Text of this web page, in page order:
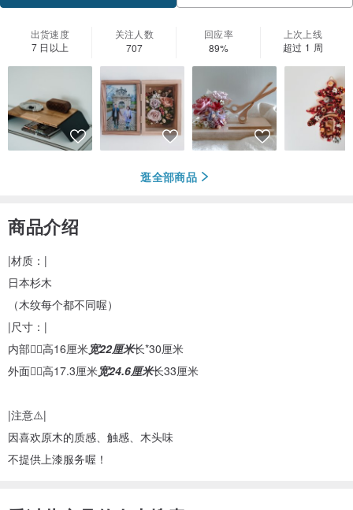
出货速度
7 日以上
关注人数
707
回应率
89%
上次上线
超过 1 周
逛全部商品
商品介绍
|材质：|
日本杉木
（木纹每个都不同喔）
|尺寸：|
内部👉🏻高16厘米宽22厘米长*30厘米
外面👉🏻高17.3厘米宽24.6厘米长33厘米
|注意⚠️|
因喜欢原木的质感、触感、木头味
不提供上漆服务喔！